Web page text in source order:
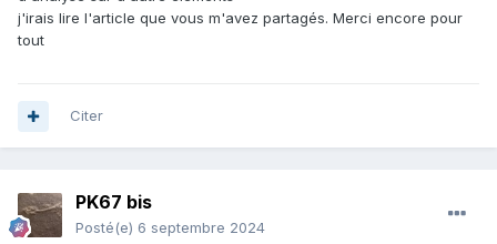
j'irais lire l'article que vous m'avez partagés. Merci encore pour
tout
Citer
PK67 bis
Posté(e) 6 septembre 2024